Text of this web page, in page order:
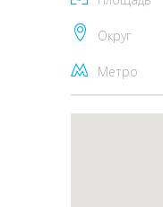
Округ
Метро